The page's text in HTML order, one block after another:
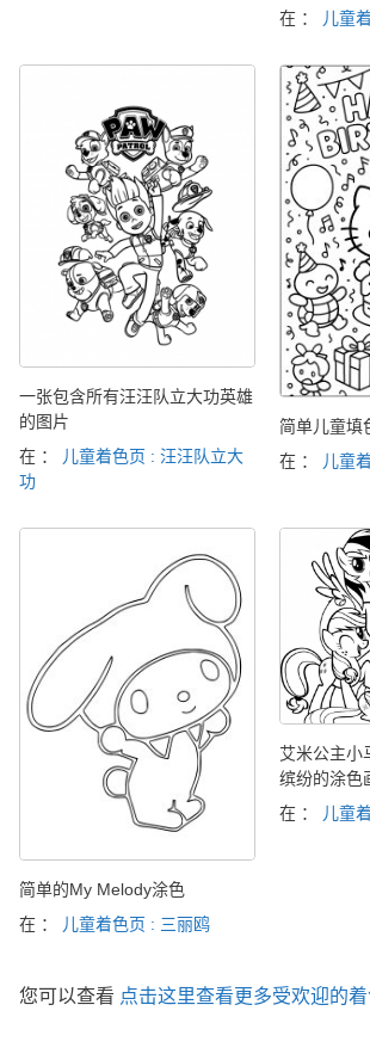
在 ： 儿童
一张包含所有汪汪队立大功英雄
的图片
在 ：
儿童着色页 : 汪汪队立大
功
简单儿童填
在 ：
儿童
简单的My Melody涂色
在 ：
儿童着色页 : 三丽鸥
艾米公主小
缤纷的涂色
在 ：
儿童
您可以查看 点击这里查看更多受欢迎的